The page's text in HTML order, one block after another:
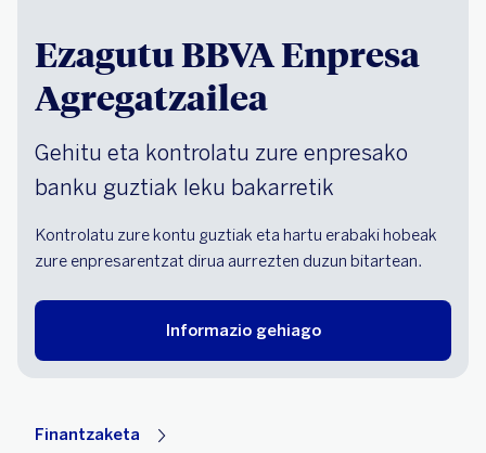
Ezagutu BBVA Enpresa
Agregatzailea
Gehitu eta kontrolatu zure enpresako
banku guztiak leku bakarretik
Kontrolatu zure kontu guztiak eta hartu erabaki hobeak
zure enpresarentzat dirua aurrezten duzun bitartean.
Informazio gehiago
Finantzaketa